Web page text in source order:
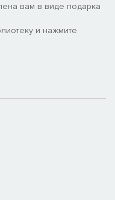
– посмотрите на
правду.
и
приборе
будет непросто,
боеприпасы и
предметы,
классика становится
отсылок
вам в виде подарка
и нажмите